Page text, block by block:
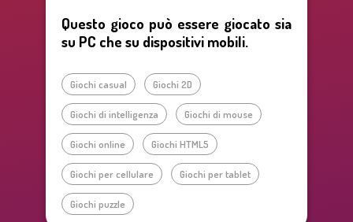
Questo gioco può essere giocato sia
su PC che su dispositivi mobili.
Giochi casual Giochi 2D
Giochi di intelligenza Giochi di mouse
Giochi online Giochi HTML5
Giochi per cellulare Giochi per tablet
Giochi puzzle